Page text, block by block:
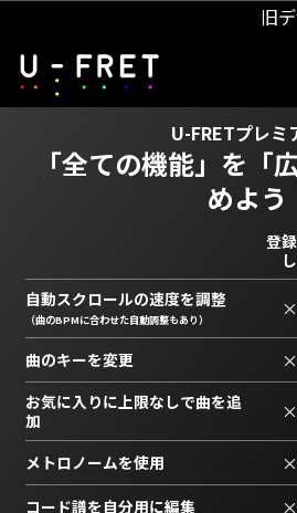
旧
U-FRETプレミ
「全ての機能」を 「
めよう
登
し
自動スクロールの速度を調整
（曲のBPMに合わせた自動調整もあり） ×
曲のキーを変更 ×
お気に入りに上限なしで曲を追
加
×
メトロノームを使用 ×
コード譜を自分用に編集 ×